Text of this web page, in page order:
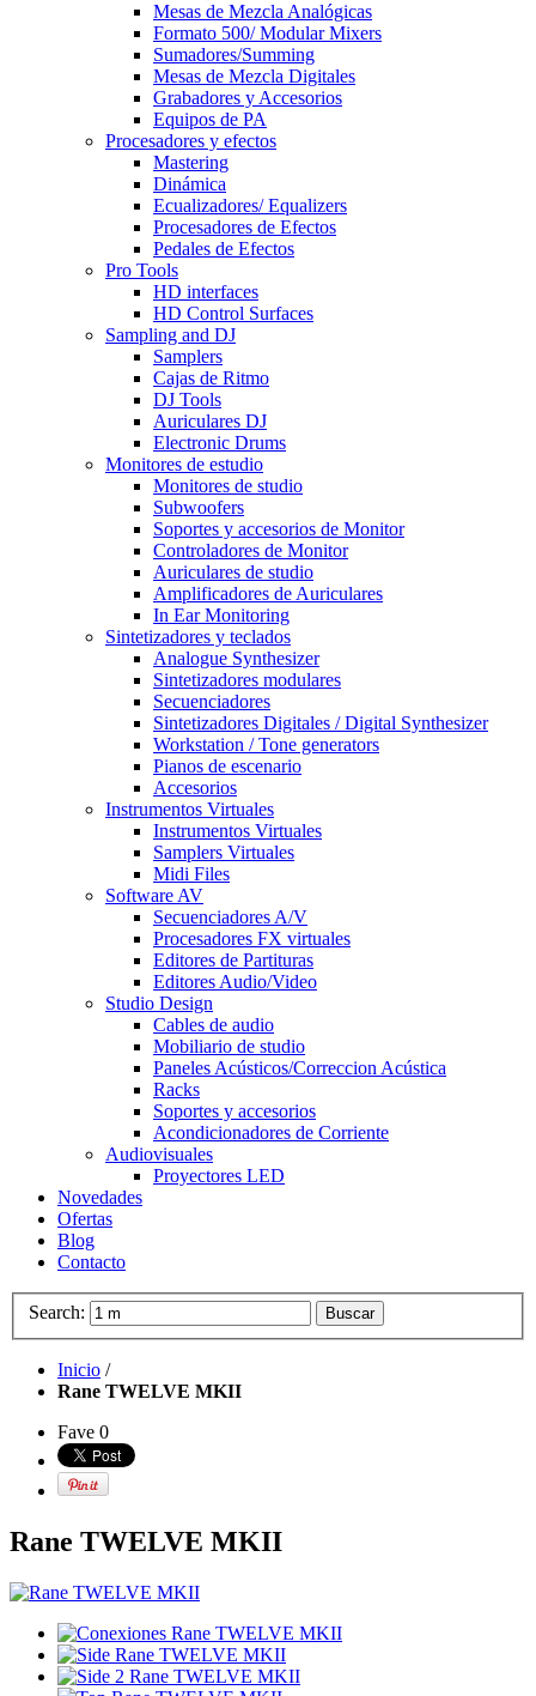
Mesas de Mezcla Analógicas
Formato 500/ Modular Mixers
Sumadores/Summing
Mesas de Mezcla Digitales
Grabadores y Accesorios
Equipos de PA
Procesadores y efectos
Mastering
Dinámica
Ecualizadores/ Equalizers
Procesadores de Efectos
Pedales de Efectos
Pro Tools
HD interfaces
HD Control Surfaces
Sampling and DJ
Samplers
Cajas de Ritmo
DJ Tools
Auriculares DJ
Electronic Drums
Monitores de estudio
Monitores de studio
Subwoofers
Soportes y accesorios de Monitor
Controladores de Monitor
Auriculares de studio
Amplificadores de Auriculares
In Ear Monitoring
Sintetizadores y teclados
Analogue Synthesizer
Sintetizadores modulares
Secuenciadores
Sintetizadores Digitales / Digital Synthesizer
Workstation / Tone generators
Pianos de escenario
Accesorios
Instrumentos Virtuales
Instrumentos Virtuales
Samplers Virtuales
Midi Files
Software AV
Secuenciadores A/V
Procesadores FX virtuales
Editores de Partituras
Editores Audio/Video
Studio Design
Cables de audio
Mobiliario de studio
Paneles Acústicos/Correccion Acústica
Racks
Soportes y accesorios
Acondicionadores de Corriente
Audiovisuales
Proyectores LED
Novedades
Ofertas
Blog
Contacto
Search: Buscar
Inicio /
Rane TWELVE MKII
Fave 0
Rane TWELVE MKII